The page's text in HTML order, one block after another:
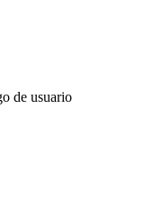
de usuario